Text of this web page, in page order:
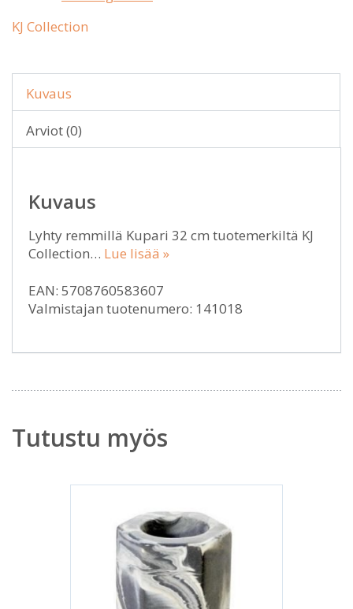
KJ Collection
Kuvaus
Arviot (0)
Kuvaus
Lyhty remmillä Kupari 32 cm tuotemerkiltä KJ
Collection… Lue lisää »
EAN: 5708760583607
Valmistajan tuotenumero: 141018
Tutustu myös